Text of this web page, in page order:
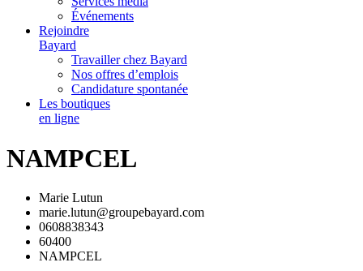
Événements
Rejoindre
Bayard
Travailler chez Bayard
Nos offres d’emplois
Candidature spontanée
Les boutiques
en ligne
NAMPCEL
Marie Lutun
marie.lutun@groupebayard.com
0608838343
60400
NAMPCEL